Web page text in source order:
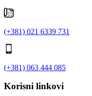
(+381) 021 6339 731
(+381) 063 444 085
Korisni linkovi